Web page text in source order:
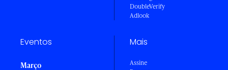
DoubleVerify
Adlook
Eventos
Março
Mais
Assine